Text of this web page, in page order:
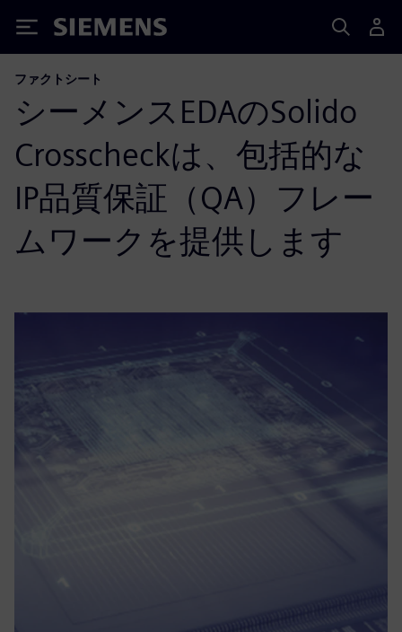
Siemens
ファクトシート
シーメンスEDAのSolido
Crosscheckは、包括的な
IP品質保証（QA）フレー
ムワークを提供します